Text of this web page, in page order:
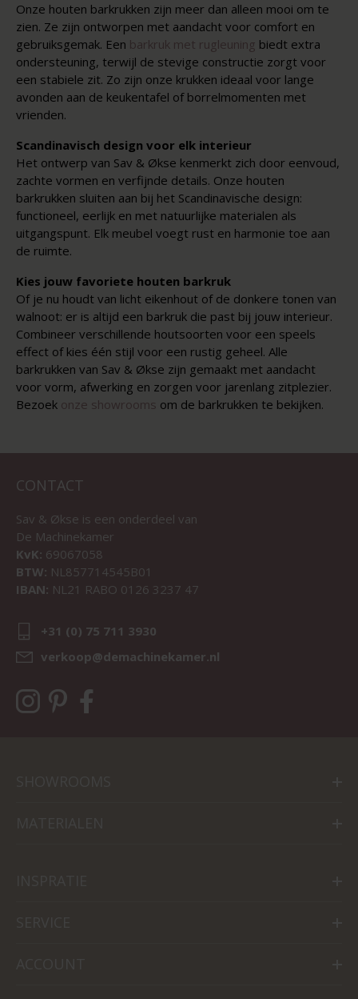
Onze houten barkrukken zijn meer dan alleen mooi om te
zien. Ze zijn ontworpen met aandacht voor comfort en
gebruiksgemak. Een barkruk met rugleuning biedt extra
ondersteuning, terwijl de stevige constructie zorgt voor
een stabiele zit. Zo zijn onze krukken ideaal voor lange
avonden aan de keukentafel of borrelmomenten met
vrienden.
Scandinavisch design voor elk interieur
Het ontwerp van Sav & Økse kenmerkt zich door eenvoud,
zachte vormen en verfijnde details. Onze houten
barkrukken sluiten aan bij het Scandinavische design:
functioneel, eerlijk en met natuurlijke materialen als
uitgangspunt. Elk meubel voegt rust en harmonie toe aan
de ruimte.
Kies jouw favoriete houten barkruk
Of je nu houdt van licht eikenhout of de donkere tonen van
walnoot: er is altijd een barkruk die past bij jouw interieur.
Combineer verschillende houtsoorten voor een speels
effect of kies één stijl voor een rustig geheel. Alle
barkrukken van Sav & Økse zijn gemaakt met aandacht
voor vorm, afwerking en zorgen voor jarenlang zitplezier.
Bezoek onze showrooms om de barkrukken te bekijken.
CONTACT
Sav & Økse is een onderdeel van
De Machinekamer
KvK: 69067058
BTW: NL857714545B01
IBAN: NL21 RABO 0126 3237 47
+31 (0) 75 711 3930
verkoop@demachinekamer.nl